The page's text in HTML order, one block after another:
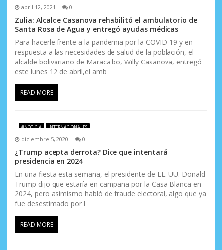
abril 12, 2021 0
Zulia: Alcalde Casanova rehabilitó el ambulatorio de
Santa Rosa de Agua y entregó ayudas médicas
Para hacerle frente a la pandemia por la COVID-19 y en
respuesta a las necesidades de salud de la población, el
alcalde bolivariano de Maracaibo, Willy Casanova, entregó
este lunes 12 de abril,el amb
READ MORE
#NOTICIA INTERNACIONALES
diciembre 5, 2020 0
¿Trump acepta derrota? Dice que intentará
presidencia en 2024
En una fiesta esta semana, el presidente de EE. UU. Donald
Trump dijo que estaría en campaña por la Casa Blanca en
2024, pero asimismo habló de fraude electoral, algo que ya
fue desestimado por l
READ MORE